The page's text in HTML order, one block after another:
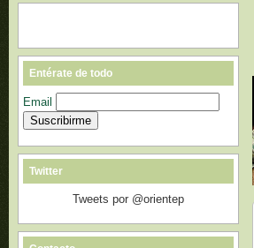
Entérate de todo
Email
Twitter
Tweets por @orientep